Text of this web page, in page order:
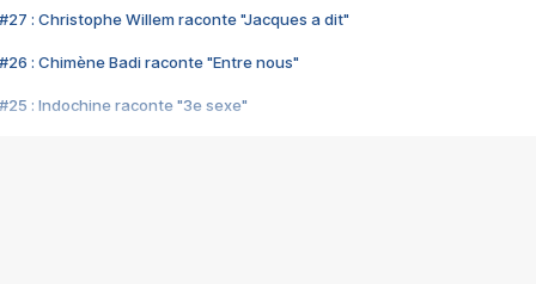
#27 : Christophe Willem raconte "Jacques a dit"
#26 : Chimène Badi raconte "Entre nous"
#25 : Indochine raconte "3e sexe"